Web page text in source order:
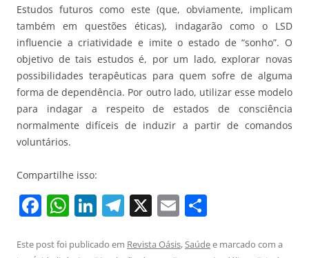
Estudos futuros como este (que, obviamente, implicam
também em questões éticas), indagarão como o LSD
influencie a criatividade e imite o estado de “sonho”. O
objetivo de tais estudos é, por um lado, explorar novas
possibilidades terapêuticas para quem sofre de alguma
forma de dependência. Por outro lado, utilizar esse modelo
para indagar a respeito de estados de consciência
normalmente difíceis de induzir a partir de comandos
voluntários.
Compartilhe isso:
F
c
W
at
Li
k
T
e
X E
ai ar
Este post foi publicado em Revista Oásis,Saúdee marcado com a